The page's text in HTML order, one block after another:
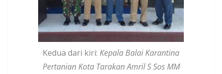
Kedua dari kiri: Kepala Balai Karantina
Pertanian Kota Tarakan Amril S Sos MM